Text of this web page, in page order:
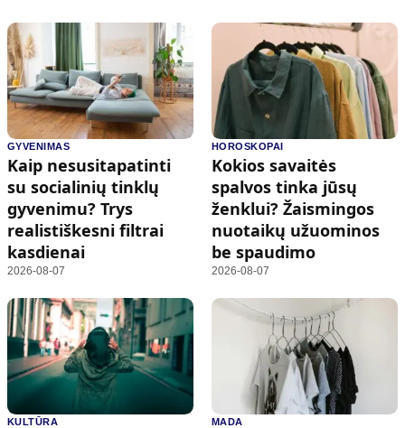
GYVENIMAS
Kaip nesusitapatinti
su socialinių tinklų
gyvenimu? Trys
realistiškesni filtrai
kasdienai
2026-08-07
HOROSKOPAI
Kokios savaitės
spalvos tinka jūsų
ženklui? Žaismingos
nuotaikų užuominos
be spaudimo
2026-08-07
KULTŪRA MADA